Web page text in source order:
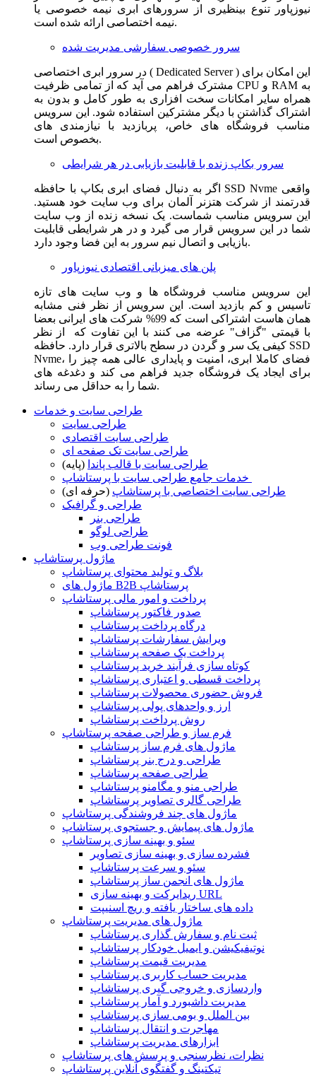
نیوزپاور تنوع بینظیری از سرورهای ابری نیمه خصوصی یا
نیمه اختصاصی ارائه شده است.
سرور خصوصی سفارشی مدیریت شده
در سرور ابری اختصاصی ( Dedicated Server ) این امکان برای
مشترک فراهم می آید که از تمامی ظرفیت CPU و RAM به
همراه سایر امکانات سخت افزاری به طور کامل و بدون به
اشتراک گذاشتن با دیگر مشترکین استفاده شود. این سرویس
مناسب فروشگاه های خاص، پربازدید با نیازمندی های
بخصوص است.
سرور بکاپ زنده با قابلیت بازیابی در هر شرایطی
اگر به دنبال فضای ابری بکاپ با حافظه SSD Nvme واقعی
قدرتمند از شرکت هتزنر آلمان برای وب سایت خود هستید.
این سرویس مناسب شماست. یک نسخه زنده از وب سایت
شما در این سرویس قرار می گیرد و در هر شرایطی قابلیت
بازیابی و اتصال نیم سرور به این فضا وجود دارد.
پلن های میزبانی اقتصادی نیوزپاور
این سرویس مناسب فروشگاه ها و وب سایت های تازه
تاسیس و کم بازدید است. این سرویس از نظر فنی مشابه
همان هاست اشتراکی است که 99% شرکت های ایرانی بعضا
با قیمتی "گزاف" عرضه می کنند با این تفاوت که از نظر
کیفی یک سر و گردن در سطح بالاتری قرار دارد. حافظه SSD
Nvme، فضای کاملا ابری، امنیت و پایداری عالی همه چیز را
برای ایجاد یک فروشگاه جدید فراهم می کند و دغدغه های
شما را به حداقل می رساند.
طراحی سایت و خدمات
طراحی سایت
طراحی سایت اقتصادی
طراحی سایت تک صفحه ای
طراحی سایت با قالب پاندا (پایه)
طراحی سایت اختصاصی با پرستاشاپ (حرفه ای)
طراحی و گرافیک
طراحی بنر
طراحی لوگو
فونت طراحی وب
ماژول پرستاشاپ
بلاگ و تولید محتوای پرستاشاپ
ماژول های B2B پرستاشاپ
پرداخت و امور مالی پرستاشاپ
صدور فاکتور پرستاشاپ
درگاه پرداخت پرستاشاپ
ویرایش سفارشات پرستاشاپ
پرداخت یک صفحه پرستاشاپ
کوتاه سازی فرآیند خرید پرستاشاپ
پرداخت قسطی و اعتباری پرستاشاپ
فروش حضوری محصولات پرستاشاپ
ارز و واحدهای پولی پرستاشاپ
روش پرداخت پرستاشاپ
فرم ساز و طراحی صفحه پرستاشاپ
ماژول های فرم ساز پرستاشاپ
طراحی و درج بنر پرستاشاپ
طراحی صفحه پرستاشاپ
طراحی منو و مگامنو پرستاشاپ
طراحی گالری تصاویر پرستاشاپ
ماژول های چند فروشندگی پرستاشاپ
ماژول های پیمایش و جستجوی پرستاشاپ
سئو و بهینه سازی پرستاشاپ
فشرده سازی و بهینه سازی تصاویر
سئو و سرعت پرستاشاپ
ماژول های انجمن ساز پرستاشاپ
ریدایرکت و بهینه سازی URL
داده های ساختار یافته و ریچ اسنیپت
ماژول های مدیریت پرستاشاپ
ثبت نام و سفارش گذاری پرستاشاپ
نوتیفیکیشن و ایمیل خودکار پرستاشاپ
مدیریت قیمت پرستاشاپ
مدیریت حساب کاربری پرستاشاپ
واردسازی و خروجی گیری پرستاشاپ
مدیریت داشبورد و آمار پرستاشاپ
بین الملل و بومی سازی پرستاشاپ
مهاجرت و انتقال پرستاشاپ
ابزارهای مدیریت پرستاشاپ
نظرات، نظرسنجی و پرسش های پرستاشاپ
تیکتینگ و گفتگوی آنلاین پرستاشاپ